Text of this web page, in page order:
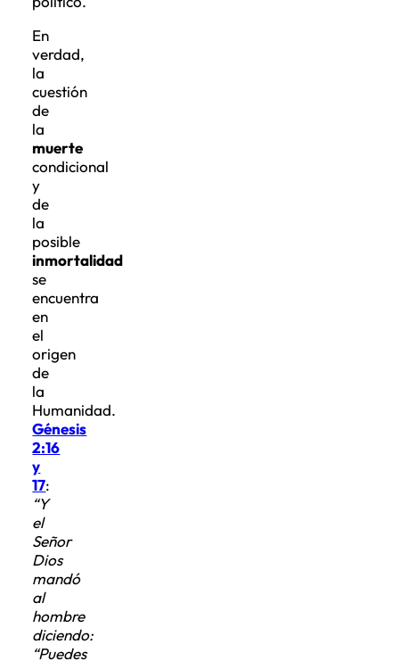
verdad,
la
cuestión
de
la
muerte
condicional
y
de
la
posible
inmortalidad
se
encuentra
en
el
origen
de
la
Humanidad.
Génesis
2:16
y
17
“Y
el
Señor
Dios
mandó
al
hombre
diciendo:
“Puedes